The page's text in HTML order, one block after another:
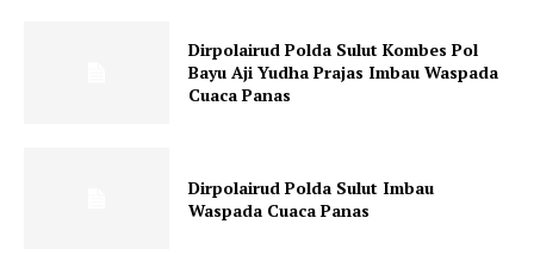
Dirpolairud Polda Sulut Kombes Pol
Bayu Aji Yudha Prajas Imbau Waspada
Cuaca Panas
Dirpolairud Polda Sulut Imbau
Waspada Cuaca Panas